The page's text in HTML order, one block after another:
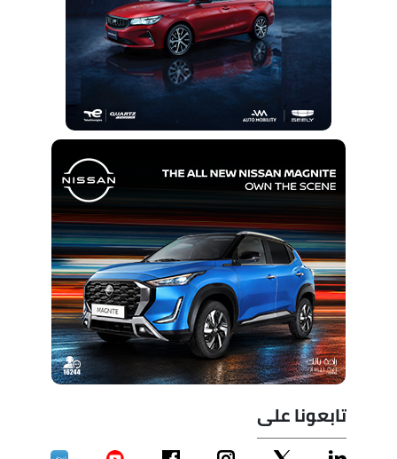
تابعونا على